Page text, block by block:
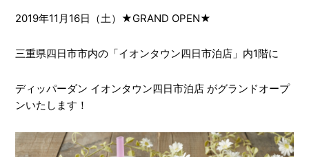
2019年11月16日（土）★GRAND OPEN★
三重県四日市市内の「イオンタウン四日市泊店」内1階に
ディッパーダン イオンタウン四日市泊店 がグランドオープ
ンいたします！